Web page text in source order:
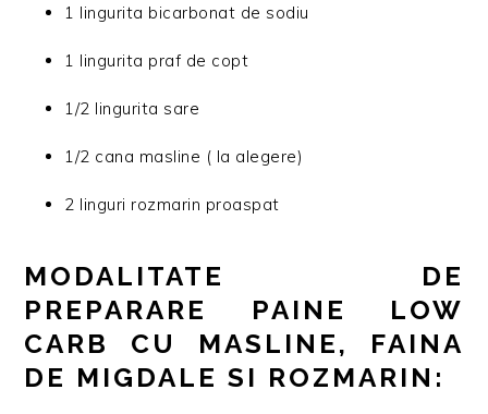
1 lingurita bicarbonat de sodiu
1 lingurita praf de copt
1/2 lingurita sare
1/2 cana masline ( la alegere)
2 linguri rozmarin proaspat
MODALITATE DE
PREPARARE PAINE LOW
CARB CU MASLINE, FAINA
DE MIGDALE SI ROZMARIN: